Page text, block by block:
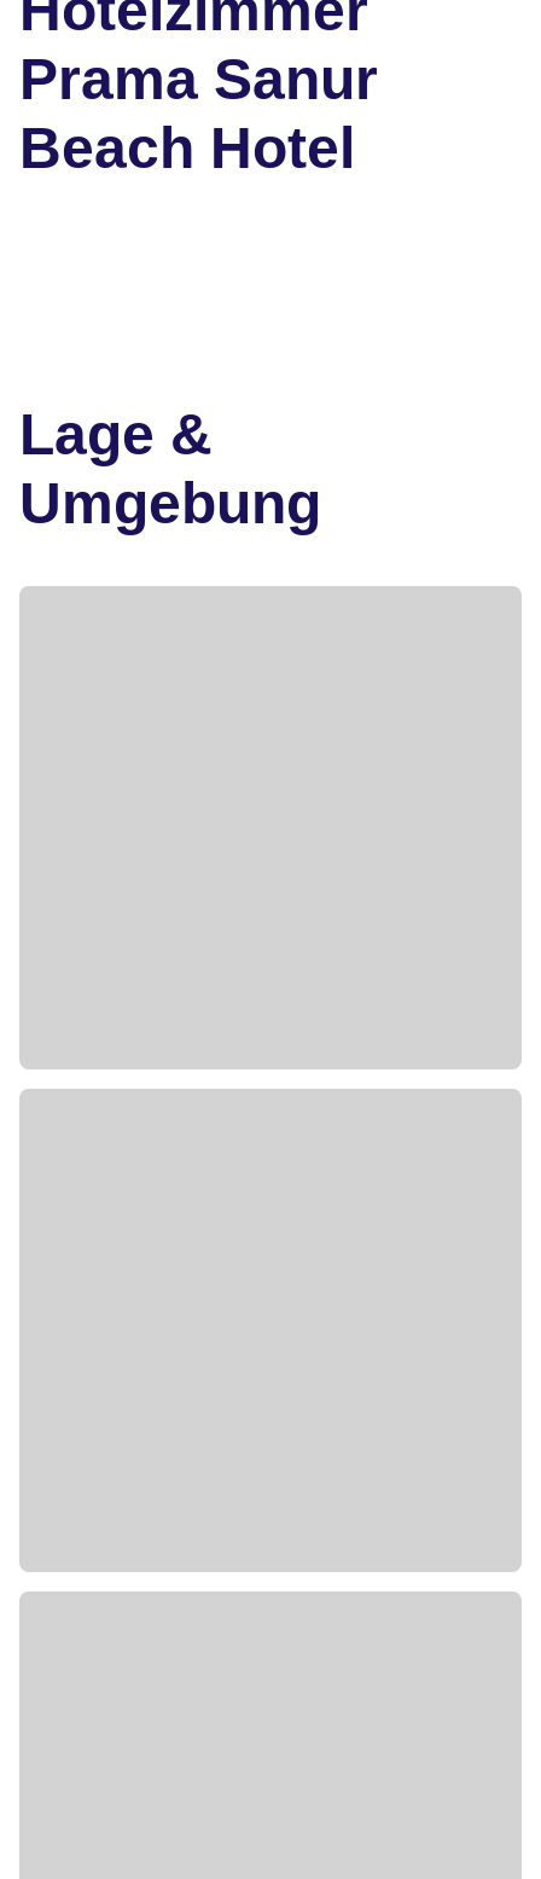
Prama Sanur
Beach Hotel
Lage &
Umgebung